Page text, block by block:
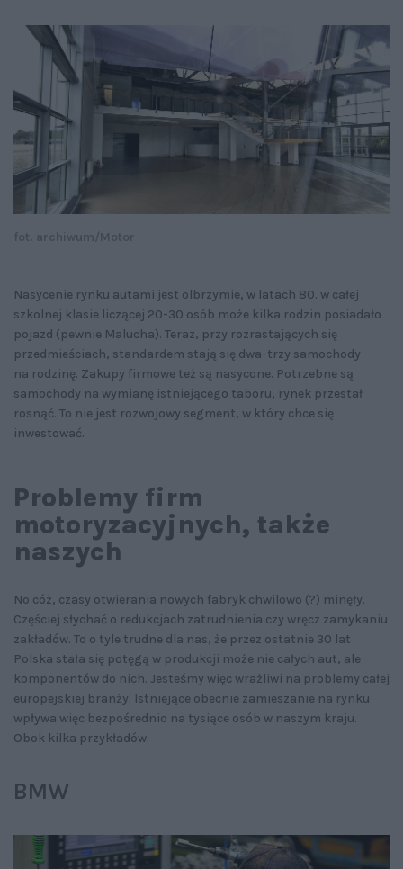
Nasycenie rynku autami jest olbrzymie, w latach 80. w całej
szkolnej klasie liczącej 20-30 osób może kilka rodzin posiadało
pojazd (pewnie Malucha). Teraz, przy rozrastających się
przedmieściach, standardem stają się dwa-trzy samochody
na rodzinę. Zakupy firmowe też są nasycone. Potrzebne są
samochody na wymianę istniejącego taboru, rynek przestał
rosnąć. To nie jest rozwojowy segment, w który chce się
inwestować.
Problemy firm
motoryzacyjnych, także
naszych
No cóż, czasy otwierania nowych fabryk chwilowo (?) minęły.
Częściej słychać o redukcjach zatrudnienia czy wręcz zamykaniu
zakładów. To o tyle trudne dla nas, że przez ostatnie 30 lat
Polska stała się potęgą w produkcji może nie całych aut, ale
komponentów do nich. Jesteśmy więc wrażliwi na problemy całej
europejskiej branży. Istniejące obecnie zamieszanie na rynku
wpływa więc bezpośrednio na tysiące osób w naszym kraju.
Obok kilka przykładów.
BMW